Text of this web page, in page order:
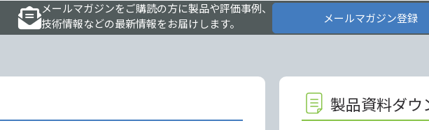
メールマガジンをご購読の方に製品や評価事例、
技術情報などの最新情報をお届けします。
メールマガジン登録
製品資料ダウ